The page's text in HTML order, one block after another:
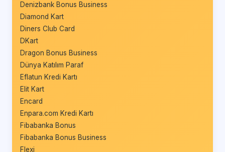
Denizbank Bonus Business
Diamond Kart
Diners Club Card
DKart
Dragon Bonus Business
Dünya Katılım Paraf
Eflatun Kredi Kartı
Elit Kart
Encard
Enpara.com Kredi Kartı
Fibabanka Bonus
Fibabanka Bonus Business
Flexi